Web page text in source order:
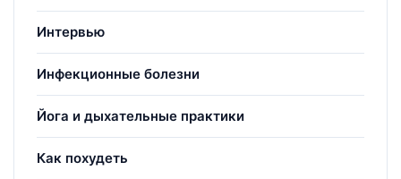
Интервью
Инфекционные болезни
Йога и дыхательные практики
Как похудеть